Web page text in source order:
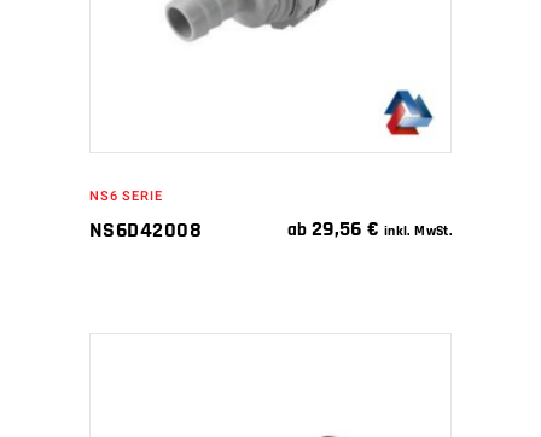
NS6 SERIE
NS6D42008 ab 29,56€ inkl. MwSt.